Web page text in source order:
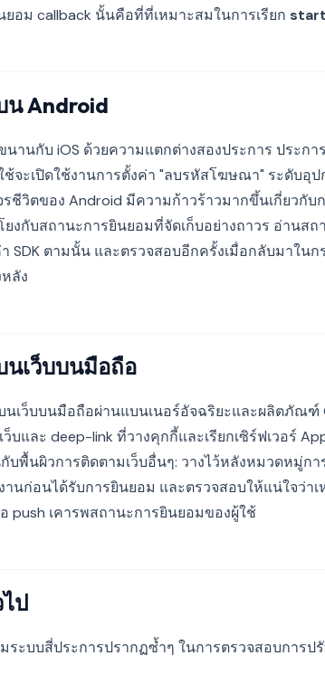
ยอม callback นั้นคือที่ที่เหมาะสมในการเรียก
น Android
านกับ iOS ด้วยความแตกต่างสองประการ ประกา
ช้จะเปิดใช้งานการตั้งค่า "ลบรหัสโฆษณา" ระดับอุ
ชีวิตของ Android มีความก้าวร้าวมากขึ้นเกี่ยวกับ
ยงกับสถานะการยินยอมที่จัดเก็บอย่างถาวร อ่านส
SDK ตามนั้น และตรวจสอบอีกครั้งเมื่อกลับมาใน
ลัง
นเว็บบนมือถือ
นเว็บบนมือถือผ่านแบนเนอร์อัจฉริยะและผลิตภัณฑ์
ว็บและ deep-link ที่วางคุกกี้และเรียกเซิร์ฟเวอร์
บพื้นผิวการติดตามเว็บอื่นๆ: วางไว้หลังหมวดหมู่กา
นก่อนได้รับการยินยอม และตรวจสอบให้แน่ใจว่า
push เคารพสถานะการยินยอมของผู้ใช้
ป
ระบบสี่ประการปรากฏซ้ำๆ ในการตรวจสอบการป